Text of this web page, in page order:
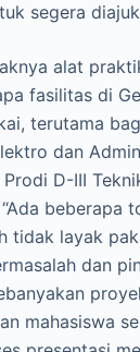
segera
alat
fasilitas di
terutama
dan
D-III
beberapa
tidak layak
dan
mahasiswa